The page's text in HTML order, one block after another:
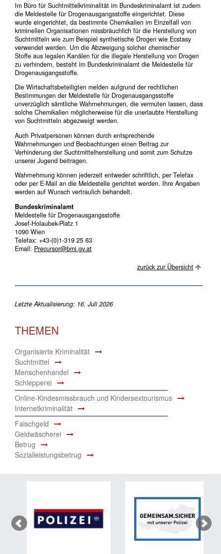
Im Büro für Suchtmittelkriminalität im Bundeskriminalamt ist zudem
die Meldestelle für Drogenausgangsstoffe eingerichtet. Diese
wurde eingerichtet, da bestimmte Chemikalien im Einzelfall von
kriminellen Organisationen missbräuchlich für die Herstellung von
Suchtmitteln wie zum Beispiel synthetische Drogen wie Ecstasy
verwendet werden. Um die Abzweigung solcher chemischer
Stoffe aus legalen Kanälen für die illegale Herstellung von Drogen
zu verhindern, besteht im Bundeskriminalamt die Meldestelle für
Drogenausgangsstoffe.
Die Wirtschaftsbeteiligten melden aufgrund der rechtlichen
Bestimmungen der Meldestelle für Drogenausgangsstoffe
unverzüglich sämtliche Wahrnehmungen, die vermuten lassen, dass
solche Chemikalien möglicherweise für die unerlaubte Herstellung
von Suchtmitteln abgezweigt werden.
Auch Privatpersonen können durch entsprechende
Wahrnehmungen und Beobachtungen einen Beitrag zur
Verhinderung der Suchtmittelherstellung und somit zum Schutze
unserer Jugend beitragen.
Wahrnehmung können jederzeit entweder schriftlich, per Telefax
oder per E-Mail an die Meldestelle gerichtet werden. Ihre Angaben
werden auf Wunsch vertraulich behandelt.
Bundeskriminalamt
Meldestelle für Drogenausgangsstoffe
Josef-Holaubek-Platz 1
1090 Wien
Telefax: +43-(0)1-319 25 63
Email: Precursor@bmi.gv.at
zurück zur Übersicht
Letzte Aktualisierung: 16. Juli 2026
THEMEN
Organisierte Kriminalität
Suchtmittel
Menschenhandel
Schlepperei
Online-Kindesmissbrauch und Kindersextourismus
Internetkriminalität
Falschgeld
Geldwäscherei
Betrug
Sozialleistungsbetrug